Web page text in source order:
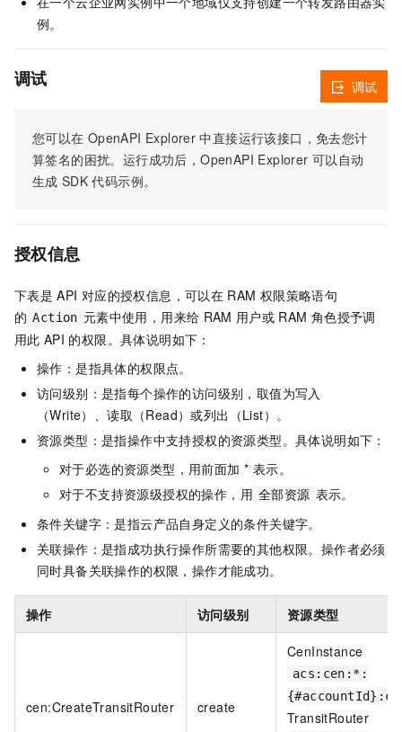
例。
调试
您可以在 OpenAPI Explorer 中直接运行该接口，免去您计
算签名的困扰。运行成功后，OpenAPI Explorer 可以自动
生成 SDK 代码示例。
调试
授权信息
下表是 API 对应的授权信息，可以在 RAM 权限策略语句
的 Action 元素中使用，用来给 RAM 用户或 RAM 角色授予调
用此 API 的权限。具体说明如下：
操作：是指具体的权限点。
访问级别：是指每个操作的访问级别，取值为写入
（Write）、读取（Read）或列出（List）。
资源类型：是指操作中支持授权的资源类型。具体说明如下：
对于必选的资源类型，用前面加 * 表示。
对于不支持资源级授权的操作，用 全部资源 表示。
条件关键字：是指云产品自身定义的条件关键字。
关联操作：是指成功执行操作所需要的其他权限。操作者必须
同时具备关联操作的权限，操作才能成功。
操作 访问级别 资源类型
cen:CreateTransitRouter create
CenInstance
acs:cen:*:
TransitRouter